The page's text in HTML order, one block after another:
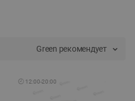
Green рекомендует
🕘 12:00-20:00